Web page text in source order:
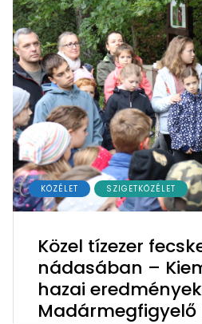
KÖZÉLET SZIGETKÖZÉLET
Közel tízezer
nádasában –
hazai
Madármegfigyelő